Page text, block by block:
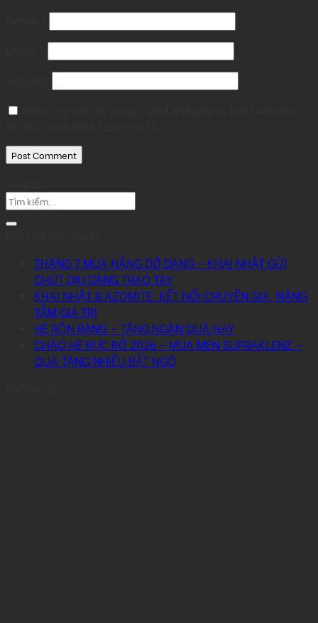
THÁNG 7 MƯA NẮNG DỞ DANG – KHAI NHẬT GỬI
CHÚT DỊU DÀNG TRAO TAY
KHAI NHẬT & AZOMITE: KẾT NỐI CHUYÊN GIA, NÂNG
TẦM GIÁ TRỊ
HÈ RỘN RÀNG – TẶNG NGÀN QUÀ HAY
CHÀO HÈ RỰC RỠ 2026 – MUA MEN SUPRAKLENZ –
QUÀ TẶNG NHIỀU BẤT NGỜ